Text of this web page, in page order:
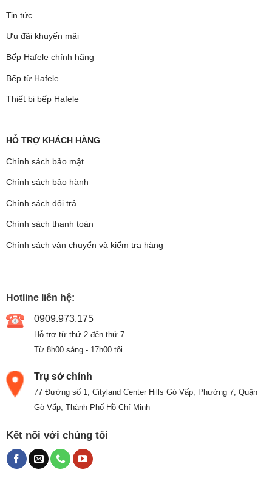
Tin tức
Ưu đãi khuyến mãi
Bếp Hafele chính hãng
Bếp từ Hafele
Thiết bị bếp Hafele
HỖ TRỢ KHÁCH HÀNG
Chính sách bảo mật
Chính sách bảo hành
Chính sách đổi trả
Chính sách thanh toán
Chính sách vận chuyển và kiểm tra hàng
Hotline liên hệ:
0909.973.175
Hỗ trợ từ thứ 2 đến thứ 7
Từ 8h00 sáng - 17h00 tối
Trụ sở chính
77 Đường số 1, Cityland Center Hills Gò Vấp, Phường 7, Quận
Gò Vấp, Thành Phố Hồ Chí Minh
Kết nối với chúng tôi